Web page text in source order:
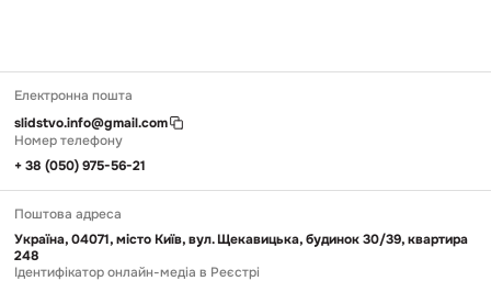
Електронна пошта
slidstvo.info@gmail.com
Номер телефону
+ 38 (050) 975-56-21
Поштова адреса
Україна, 04071, місто Київ, вул. Щекавицька, будинок 30/39, квартира
248
Ідентифікатор онлайн-медіа в Реєстрі